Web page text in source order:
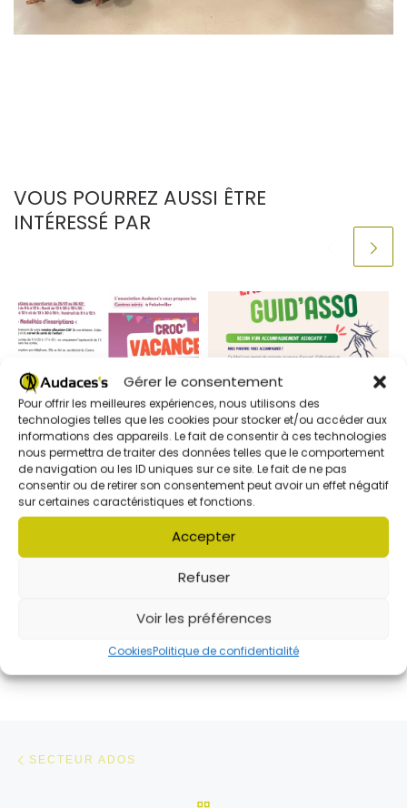
Gérer le consentement
Pour offrir les meilleures expériences, nous utilisons des
technologies telles que les cookies pour stocker et/ou accéder aux
informations des appareils. Le fait de consentir à ces technologies
nous permettra de traiter des données telles que le comportement
de navigation ou les ID uniques sur ce site. Le fait de ne pas
consentir ou de retirer son consentement peut avoir un effet négatif
sur certaines caractéristiques et fonctions.
Accepter
Refuser
Voir les préférences
CookiesPolitique de confidentialité
VOUS POURREZ AUSSI ÊTRE
INTÉRESSÉ PAR
Publié19 janvier 2026
Centres aérés d’hiver
Publié19 mars 2026
NOUVEAU ! Label
SECTEUR ADOS